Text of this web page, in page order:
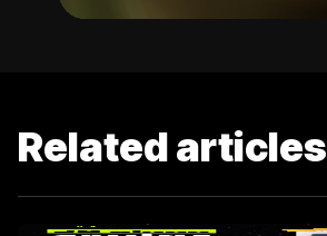
Related articles